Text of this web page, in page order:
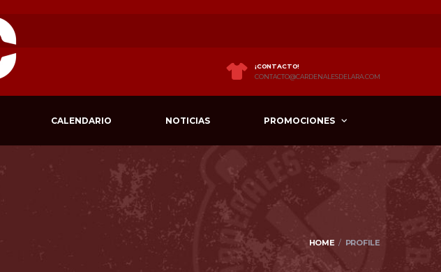
¡CONTACTO!
CONTACTO@CARDENALESDELARA.COM
CALENDARIO NOTICIAS PROMOCIONES
HOME PROFILE